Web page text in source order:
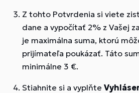
Z tohto Potvrdenia si viete
dane a vypočítať 2% z Vašej
je maximálna suma, ktorú
prijímateľa poukázať. Táto
minimálne 3 €.
Stiahnite si a vyplňte